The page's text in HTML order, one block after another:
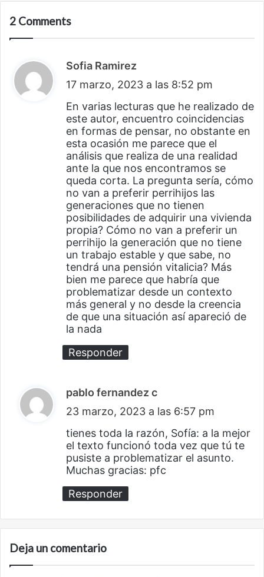
2 Comments
Sofia Ramirez
i
c
e
:
17 marzo, 2023 a las 8:52 pm
En varias lecturas que he realizado de
este autor, encuentro coincidencias
en formas de pensar, no obstante en
esta ocasión me parece que el
análisis que realiza de una realidad
ante la que nos encontramos se
queda corta. La pregunta sería, cómo
no van a preferir perrihijos las
generaciones que no tienen
posibilidades de adquirir una vivienda
propia? Cómo no van a preferir un
perrihijo la generación que no tiene
un trabajo estable y que sabe, no
tendrá una pensión vitalicia? Más
bien me parece que habría que
problematizar desde un contexto
más general y no desde la creencia
de que una situación así apareció de
la nada
Responder
pablo fernandez c
i
c
e
:
23 marzo, 2023 a las 6:57 pm
tienes toda la razón, Sofía: a la mejor
el texto funcionó toda vez que tú te
pusiste a problematizar el asunto.
Muchas gracias: pfc
Responder
Deja un comentario